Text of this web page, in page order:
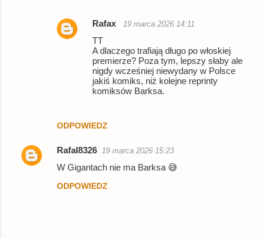
ODPOWIEDZ
Rafax 19 marca 2026 14:11
TT
A dlaczego trafiają długo po włoskiej
premierze? Poza tym, lepszy słaby ale
nigdy wcześniej niewydany w Polsce
jakiś komiks, niż kolejne reprinty
komiksów Barksa.
Rafal8326 19 marca 2026 15:23
W Gigantach nie ma Barksa 😅
ODPOWIEDZ